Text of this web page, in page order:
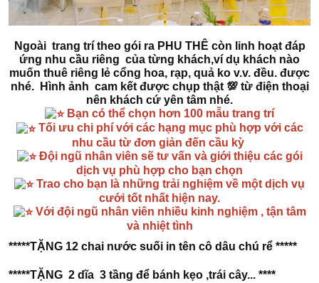
Ngoài trang trí theo gói ra PHU THÊ còn linh hoạt đáp
ứng nhu cầu riêng của từng khách,ví dụ khách nào
muốn thuê riêng lẻ cổng hoa, rạp, quả ko v.v. đều. được
nhé. Hình ảnh cam kết được chụp thật 💯 từ điện thoại
nên khách cứ yên tâm nhé.
Bạn có thể chọn hơn 100 mẫu trang trí
Tối ưu chi phí với các hạng mục phù hợp với các
nhu cầu từ đơn giản đến cầu kỳ
Đội ngũ nhân viên sẽ tư vấn và giới thiệu các gói
dịch vụ phù hợp cho bạn chọn
Trao cho bạn là những trải nghiệm về một dịch vụ
cưới tốt nhất hiện nay.
Với đội ngũ nhân viên nhiều kinh nghiệm , tận tâm
và nhiệt tình
*****TẶNG 12 chai nước suối in tên cô dâu chú rể *****
*****TẶNG 2 dĩa 3 tầng để bánh kẹo ,trái cây... ****